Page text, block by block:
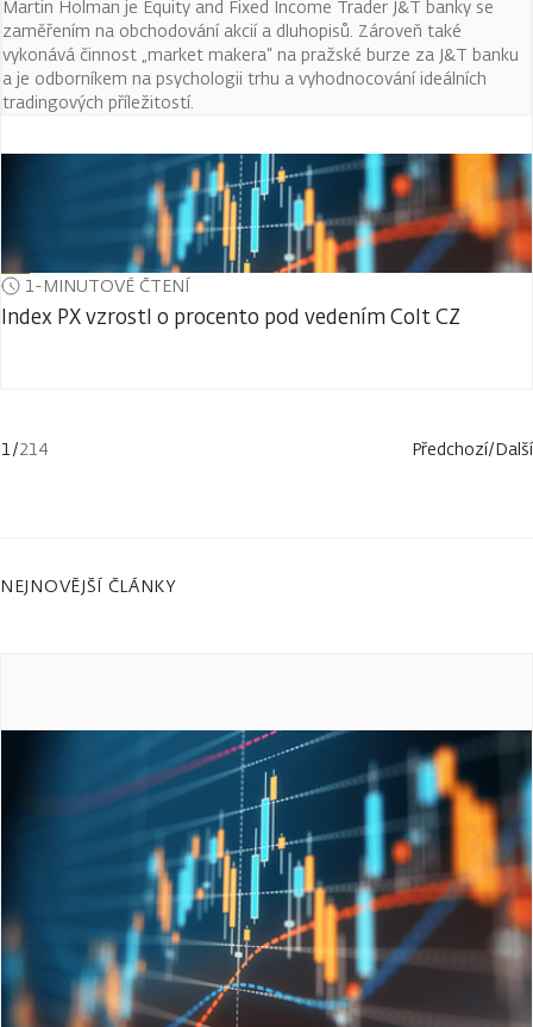
Martin Holman je Equity and Fixed Income Trader J&T banky se
zaměřením na obchodování akcií a dluhopisů. Zároveň také
vykonává činnost „market makera“ na pražské burze za J&T banku
a je odborníkem na psychologii trhu a vyhodnocování ideálních
tradingových příležitostí.
1-MINUTOVÉ ČTENÍ
Index PX vzrostl o procento pod vedením Colt CZ
1/214 Předchozí/Další
NEJNOVĚJŠÍ ČLÁNKY